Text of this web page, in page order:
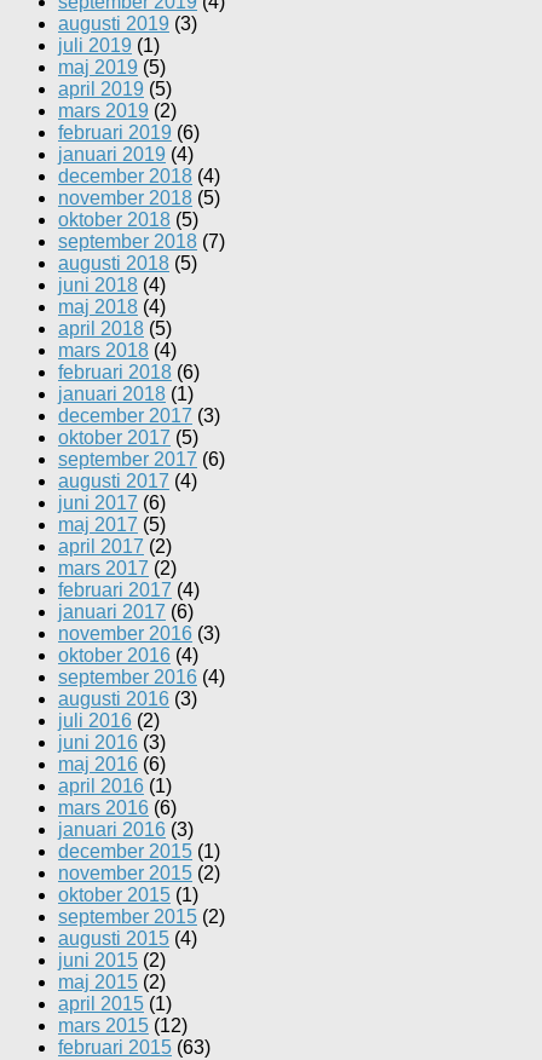
augusti 2019 (3)
juli 2019 (1)
maj 2019 (5)
april 2019 (5)
mars 2019 (2)
februari 2019 (6)
januari 2019 (4)
december 2018 (4)
november 2018 (5)
oktober 2018 (5)
september 2018 (7)
augusti 2018 (5)
juni 2018 (4)
maj 2018 (4)
april 2018 (5)
mars 2018 (4)
februari 2018 (6)
januari 2018 (1)
december 2017 (3)
oktober 2017 (5)
september 2017 (6)
augusti 2017 (4)
juni 2017 (6)
maj 2017 (5)
april 2017 (2)
mars 2017 (2)
februari 2017 (4)
januari 2017 (6)
november 2016 (3)
oktober 2016 (4)
september 2016 (4)
augusti 2016 (3)
juli 2016 (2)
juni 2016 (3)
maj 2016 (6)
april 2016 (1)
mars 2016 (6)
januari 2016 (3)
december 2015 (1)
november 2015 (2)
oktober 2015 (1)
september 2015 (2)
augusti 2015 (4)
juni 2015 (2)
maj 2015 (2)
april 2015 (1)
mars 2015 (12)
februari 2015 (63)